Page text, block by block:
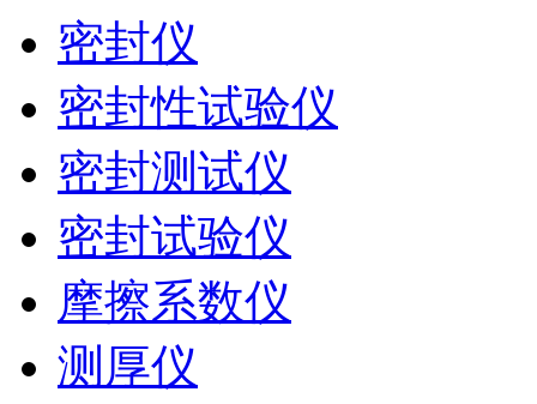
密封仪
密封性试验仪
密封测试仪
密封试验仪
摩擦系数仪
测厚仪